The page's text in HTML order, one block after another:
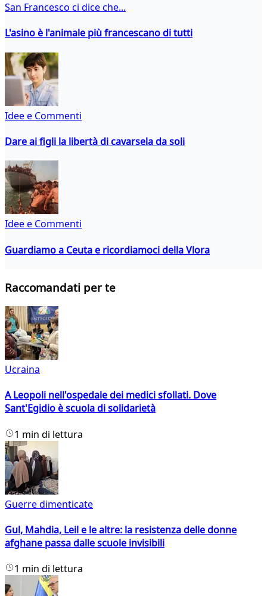
San Francesco ci dice che...
L'asino è l'animale più francescano di tutti
Idee e Commenti
Dare ai figli la libertà di cavarsela da soli
Idee e Commenti
Guardiamo a Ceuta e ricordiamoci della Vlora
Raccomandati per te
Ucraina
A Leopoli nell'ospedale dei medici sfollati. Dove
Sant'Egidio è scuola di solidarietà
1 min di lettura
Guerre dimenticate
Gul, Mahdia, Leil e le altre: la resistenza delle donne
afghane passa dalle scuole invisibili
1 min di lettura